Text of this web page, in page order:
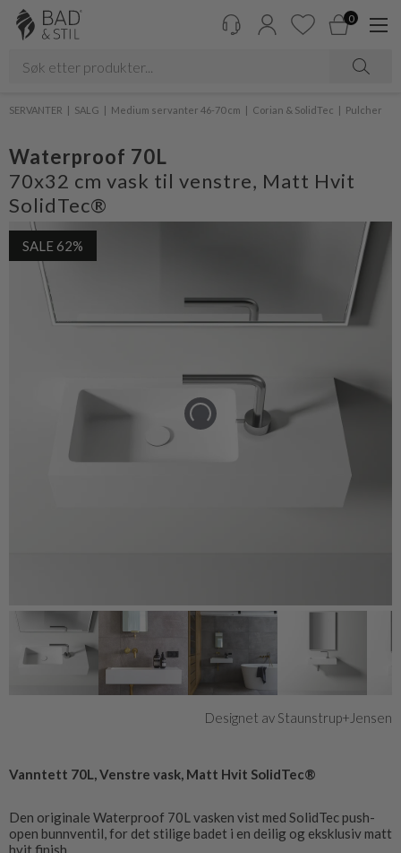
0
SERVANTER SALG Medium servanter 46-70 cm Corian & SolidTec Pulcher
Waterproof 70L
70x32 cm vask til venstre, Matt Hvit
SolidTec®
SALE 62%
Designet av Staunstrup+Jensen
Vanntett 70L, Venstre vask, Matt Hvit SolidTec®
Den originale Waterproof 70L vasken vist med SolidTec push-
open bunnventil, for det stilige badet i en deilig og eksklusiv matt
hvit finish.